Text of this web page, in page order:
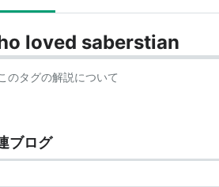
loved saberstian
のタグの解説について
ブログ